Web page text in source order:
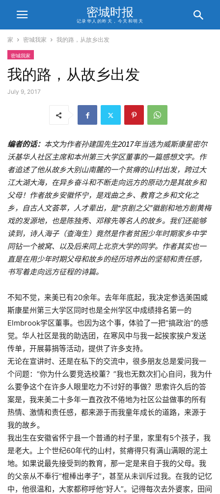
密城时报
记录华人的昨天，今天和明天
家 密城我家 我的路，从故乡出发
密城我家
我的路，从故乡出发
July 9, 2017
编者的话： 本文为作者孙建国先生2017年当选为威斯康星密尔
沃基华人社区主席和本州第三大学区董事的一篇感想文字。作
者追述了他从故乡大别山南麓的一个贫瘠的山村出发，跨过大
江大湖大海，在异乡奋斗和不断走向远方的原动力是其故乡和
父母！作者故乡安徽怀宁，是戏曲之乡、教育之乡和文化之
乡，自古人文荟萃，人才辈出，是“京剧之父”徽剧和地方剧黄梅
戏的发源地，也是陈独秀、邓稼先等名人的故乡。我们还能够
读到，诗人海子（查海生）竟然是作者贫困少年时期家乡中学
同钻一个被窝、以及后来同上北京大学的同学。作者其实也一
直是在用少年时期父母和故乡的经历培养出的坚韧和责任感，
书写着走向远方征程的诗篇。
不知不觉，来美已有20余年。去年年底起，我决定参选美国威
斯康星州第三大学区同时也是全州学区中成绩排名第一的
Elmbrook学区董事。也因为这个事，体验了一把“搞政治”的感
觉。华人社区是我的助选团，在寒风中与我一起挨家挨户发送
传单，开展募捐等活动，提供了许多支持。
无论在宣讲时、还是在私下的交流中，很多朋友总是爱问我一
个问题：“你为什么要竞选校董？”我也无数次扪心自问，我为什
么要争这个在许多人眼里吃力不讨好的事做？思索许久后的答
案是，我来美二十多年一直孜孜不倦地为社区公益做事的所有
热情、激情和责任感，都来源于而我童年成长的道路，来源于
我的故乡。
我出生在安徽省怀宁县一个普通的村子里，家里有5个孩子，我
是老大。上个世纪60年代的山村，贫瘠得只有满山满眼的泥土
地。如果说最先接受到的教育，那一定是来自于我的父母。我
的父亲从不奉行“棍棒出孝子”，甚至从未训斥过我。在我的记忆
中，他很温和，大家都称呼他“好人”。记得每次去外婆家，田间